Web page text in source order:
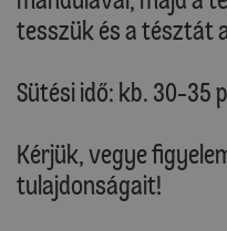
tesszük és a tésztát
Sütési idő: kb. 30-35
Kérjük, vegye
tulajdonságait!